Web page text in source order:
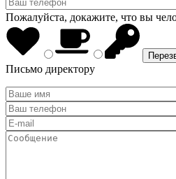
Пожалуйста, докажите, что вы
Письмо директору